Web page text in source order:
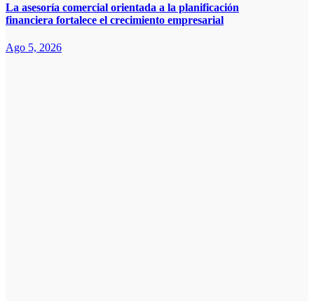
La asesoría comercial orientada a la planificación
financiera fortalece el crecimiento empresarial
Ago 5, 2026